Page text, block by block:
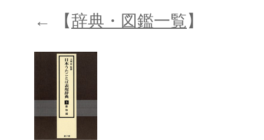
← 【辞典・図鑑一覧】